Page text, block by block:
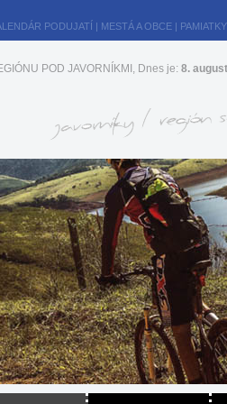
PODUJATÍ | MESTÁ A OBCE | PAMIATKY
POD JAVORNÍKMI, Dnes je: 8.